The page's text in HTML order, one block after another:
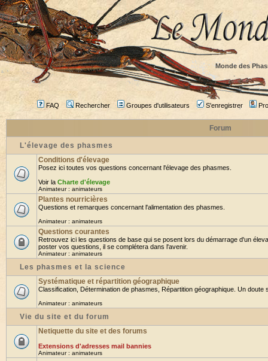
Monde des
FAQ Rechercher Groupes d'utilisateurs S'enregistrer
Forum
L'élevage des phasmes
Conditions d'élevage
Posez ici toutes vos questions concernant l'élevage des phasmes.
Voir la Charte d'élevage
Animateur : animateurs
Plantes nourricières
Questions et remarques concernant l'alimentation des phasmes.
Animateur : animateurs
Questions courantes
Retrouvez ici les questions de base qui se posent lors du démarrage d'un
poster vos questions, il se complétera dans l'avenir.
Animateur : animateurs
Les phasmes et la science
Systématique et répartition géographique
Classification, Détermination de phasmes, Répartition géographique. Un doute
Animateur : animateurs
Vie du site et du forum
Netiquette du site et des forums
Extensions d'adresses mail bannies
Animateur : animateurs